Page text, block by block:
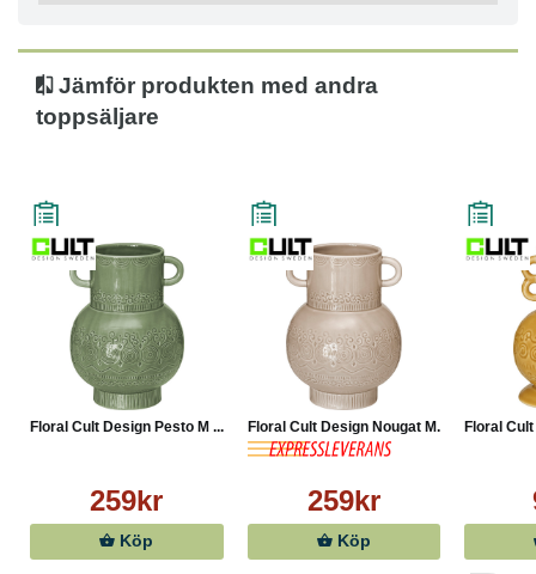
Jämför produkten med andra
toppsäljare
Floral Cult Design Pesto M ...
259kr
Köp
Floral Cult Design Nougat M...
259kr
Köp
Floral